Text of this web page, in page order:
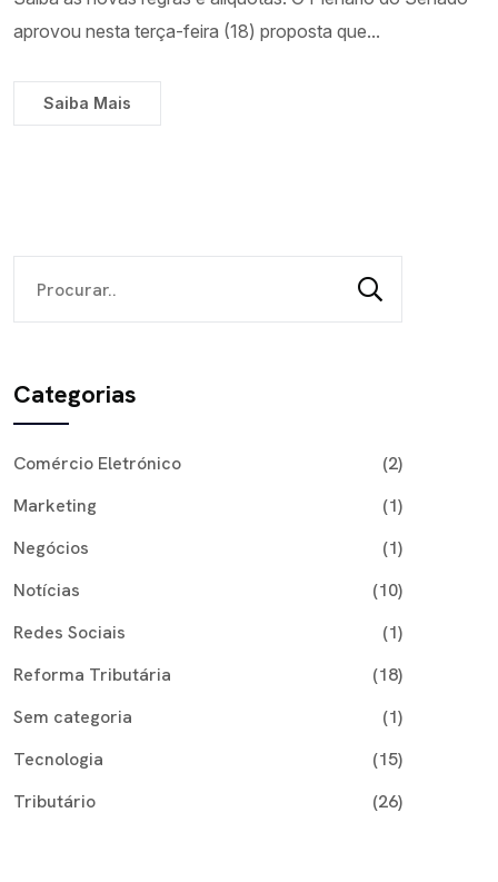
aprovou nesta terça-feira (18) proposta que...
Saiba Mais
Categorias
Comércio Eletrónico
(2)
Marketing
(1)
Negócios
(1)
Notícias
(10)
Redes Sociais
(1)
Reforma Tributária
(18)
Sem categoria
(1)
Tecnologia
(15)
Tributário
(26)